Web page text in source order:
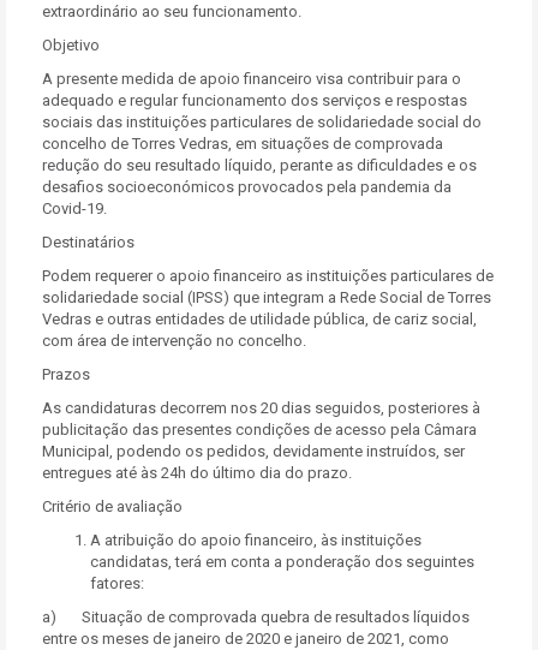
extraordinário ao seu funcionamento.
Objetivo
A presente medida de apoio financeiro visa contribuir para o
adequado e regular funcionamento dos serviços e respostas
sociais das instituições particulares de solidariedade social do
concelho de Torres Vedras, em situações de comprovada
redução do seu resultado líquido, perante as dificuldades e os
desafios socioeconómicos provocados pela pandemia da
Covid-19.
Destinatários
Podem requerer o apoio financeiro as instituições particulares de
solidariedade social (IPSS) que integram a Rede Social de Torres
Vedras e outras entidades de utilidade pública, de cariz social,
com área de intervenção no concelho.
Prazos
As candidaturas decorrem nos 20 dias seguidos, posteriores à
publicitação das presentes condições de acesso pela Câmara
Municipal, podendo os pedidos, devidamente instruídos, ser
entregues até às 24h do último dia do prazo.
Critério de avaliação
A atribuição do apoio financeiro, às instituições
candidatas, terá em conta a ponderação dos seguintes
fatores:
a) Situação de comprovada quebra de resultados líquidos
entre os meses de janeiro de 2020 e janeiro de 2021, como